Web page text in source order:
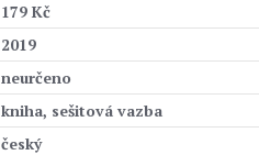
179 Kč
2019
neurčeno
kniha, sešitová vazba
český